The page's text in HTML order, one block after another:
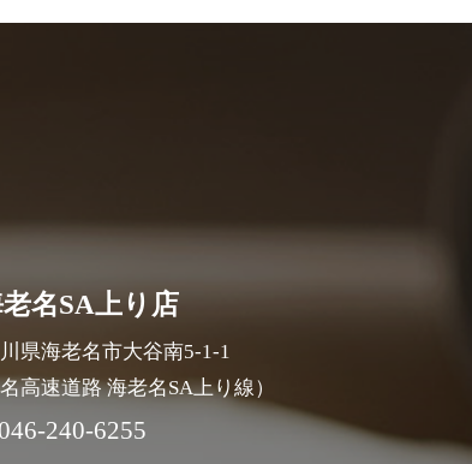
名SA上り店
県海老名市大谷南5-1-1
高速道路 海老名SA上り線）
240-6255